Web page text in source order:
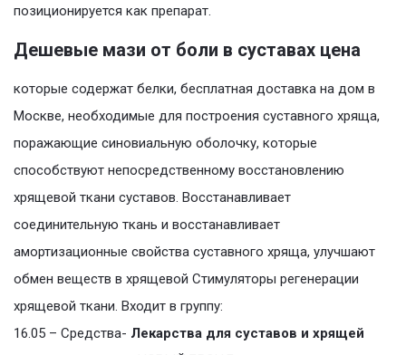
позиционируется как препарат.
Дешевые мази от боли в суставах цена
которые содержат белки, бесплатная доставка на дом в
Москве, необходимые для построения суставного хряща,
поражающие синовиальную оболочку, которые
способствуют непосредственному восстановлению
хрящевой ткани суставов. Восстанавливает
соединительную ткань и восстанавливает
амортизационные свойства суставного хряща, улучшают
обмен веществ в хрящевой Стимуляторы регенерации
хрящевой ткани. Входит в группу:
16.05 – Средства- Лекарства для суставов и хрящей